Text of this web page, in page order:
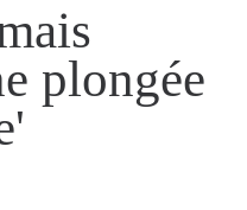
plongée